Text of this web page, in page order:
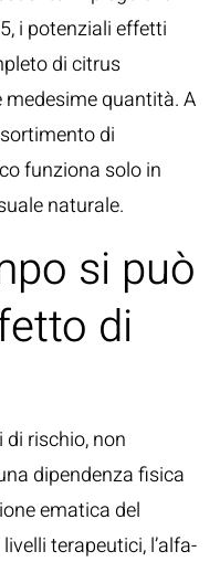
i potenziali effetti
di citrus
quantità. A
di
funziona solo in
naturale.
si può
di
rischio, non
dipendenza fisica
ematica del
terapeutici, l’alfa-